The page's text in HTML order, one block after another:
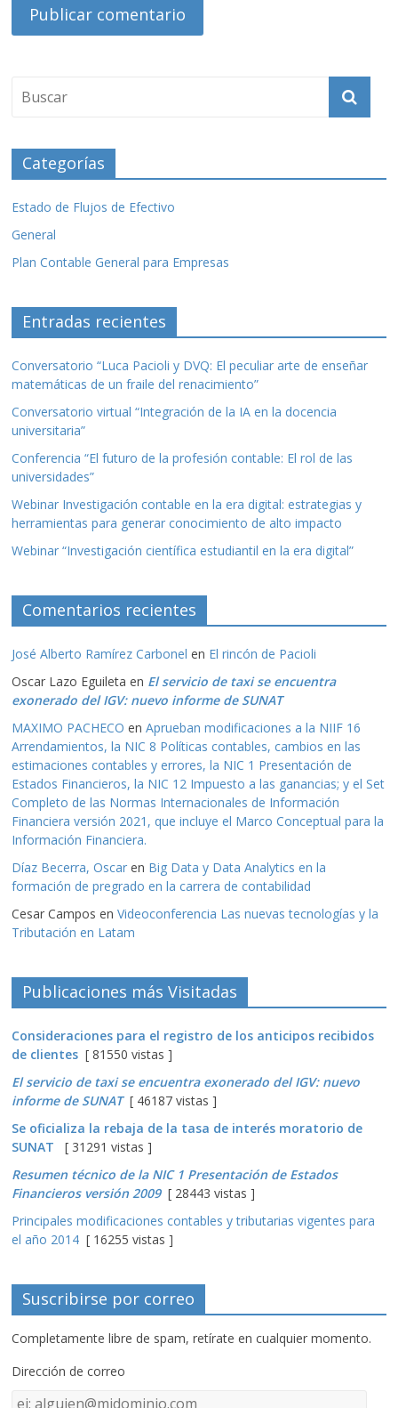
Categorías
Estado de Flujos de Efectivo
General
Plan Contable General para Empresas
Entradas recientes
Conversatorio “Luca Pacioli y DVQ: El peculiar arte de enseñar
matemáticas de un fraile del renacimiento”
Conversatorio virtual “Integración de la IA en la docencia
universitaria”
Conferencia “El futuro de la profesión contable: El rol de las
universidades”
Webinar Investigación contable en la era digital: estrategias y
herramientas para generar conocimiento de alto impacto
Webinar “Investigación científica estudiantil en la era digital”
Comentarios recientes
José Alberto Ramírez Carbonel en El rincón de Pacioli
Oscar Lazo Eguileta en El servicio de taxi se encuentra
exonerado del IGV: nuevo informe de SUNAT
MAXIMO PACHECO enAprueban modificaciones a la NIIF 16
Arrendamientos, la NIC 8 Políticas contables, cambios en las
estimaciones contables y errores, la NIC 1 Presentación de
Estados Financieros, la NIC 12 Impuesto a las ganancias; y el Set
Completo de las Normas Internacionales de Información
Financiera versión 2021, que incluye el Marco Conceptual para la
Información Financiera.
Díaz Becerra, Oscar en Big Data y Data Analytics en la
formación de pregrado en la carrera de contabilidad
Cesar Campos enVideoconferencia Las nuevas tecnologías y la
Tributación en Latam
Publicaciones más Visitadas
Consideraciones para el registro de los anticipos recibidos
de clientes [ 81550 vistas ]
El servicio de taxi se encuentra exonerado del IGV: nuevo
informe de SUNAT[ 46187 vistas ]
Se oficializa la rebaja de la tasa de interés moratorio de
SUNAT
[ 31291 vistas ]
Resumen técnico de la NIC 1 Presentación de Estados
Financieros versión 2009[ 28443 vistas ]
Principales modificaciones contables y tributarias vigentes para
el año 2014 [ 16255 vistas ]
Suscribirse por correo
Completamente libre de spam, retírate en cualquier momento.
Dirección de correo
Dirección